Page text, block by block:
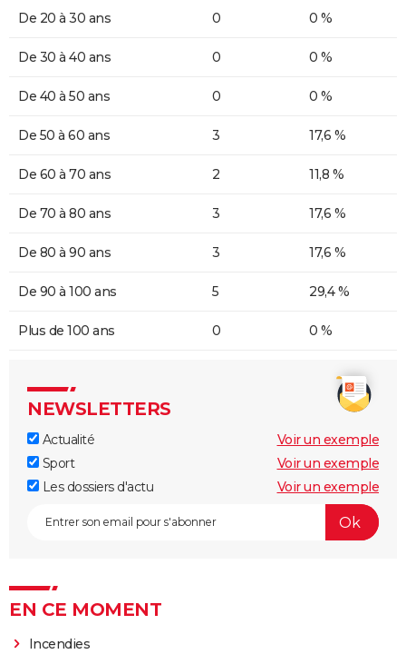
De 20 à 30 ans 0 0 %
De 30 à 40 ans 0 0 %
De 40 à 50 ans 0 0 %
De 50 à 60 ans 3 17,6 %
De 60 à 70 ans 2 11,8 %
De 70 à 80 ans 3 17,6 %
De 80 à 90 ans 3 17,6 %
De 90 à 100 ans 5 29,4 %
Plus de 100 ans 0 0 %
NEWSLETTERS
Actualité
Voir un exemple
Sport
Voir un exemple
Les dossiers d'actu
Voir un exemple
EN CE MOMENT
Incendies